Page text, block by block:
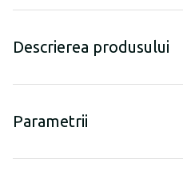
Descrierea produsului
Parametrii